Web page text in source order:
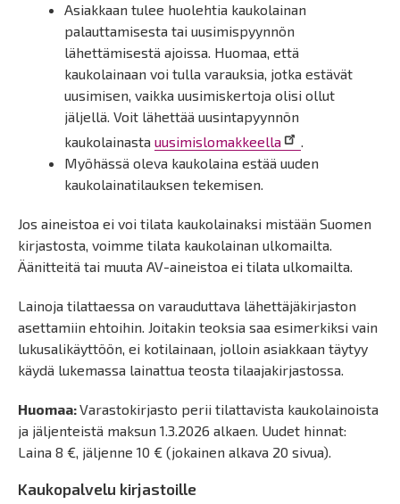
Asiakkaan tulee huolehtia kaukolainan
palauttamisesta tai uusimispyynnön
lähettämisestä ajoissa. Huomaa, että
kaukolainaan voi tulla varauksia, jotka estävät
uusimisen, vaikka uusimiskertoja olisi ollut
jäljellä. Voit lähettää uusintapyynnön
kaukolainasta uusimislomakkeella
.
Myöhässä oleva kaukolaina estää uuden
kaukolainatilauksen tekemisen.
Jos aineistoa ei voi tilata kaukolainaksi mistään Suomen
kirjastosta, voimme tilata kaukolainan ulkomailta.
Äänitteitä tai muuta AV-aineistoa ei tilata ulkomailta.
Lainoja tilattaessa on varauduttava lähettäjäkirjaston
asettamiin ehtoihin. Joitakin teoksia saa esimerkiksi vain
lukusalikäyttöön, ei kotilainaan, jolloin asiakkaan täytyy
käydä lukemassa lainattua teosta tilaajakirjastossa.
Huomaa:Varastokirjasto perii tilattavista kaukolainoista
ja jäljenteistä maksun 1.3.2026 alkaen. Uudet hinnat:
Laina 8 €, jäljenne 10 € (jokainen alkava 20 sivua).
Kaukopalvelu kirjastoille